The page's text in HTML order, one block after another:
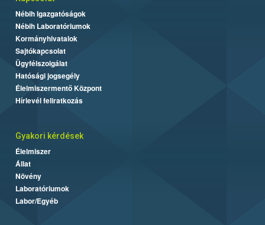
Nébih Igazgatóságok
Nébih Laboratóriumok
Kormányhivatalok
Sajtókapcsolat
Ügyfélszolgálat
Hatósági jogsegély
Élelmiszermentő Központ
Hírlevél feliratkozás
Gyakori kérdések
Élelmiszer
Állat
Növény
Laboratóriumok
Labor/Egyéb